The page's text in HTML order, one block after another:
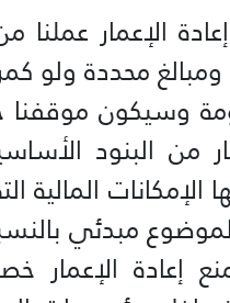
الإعمار عملنا
محددة ولو
وسيكون موقفنا
من البنود
الإمكانات
مبدئي
إعادة